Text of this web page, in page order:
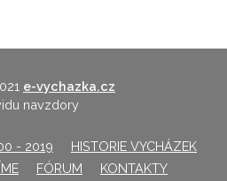
e-vychazka.cz
navzdory
- 2019
HISTORIE VYCHÁZEK
FÓRUM KONTAKTY